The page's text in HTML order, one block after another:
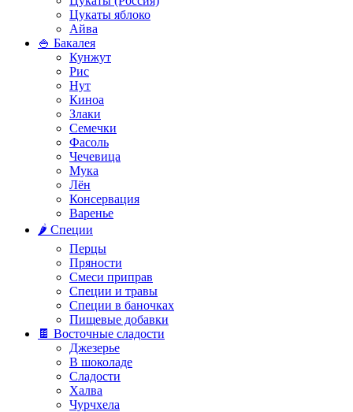
Цукаты яблоко
Айва
🍚 Бакалея
Кунжут
Рис
Нут
Киноа
Злаки
Семечки
Фасоль
Чечевица
Мука
Лён
Консервация
Варенье
🌶️ Специи
Перцы
Пряности
Смеси приправ
Специи и травы
Специи в баночках
Пищевые добавки
🍫 Восточные сладости
Джезерье
В шоколаде
Сладости
Халва
Чурчхела